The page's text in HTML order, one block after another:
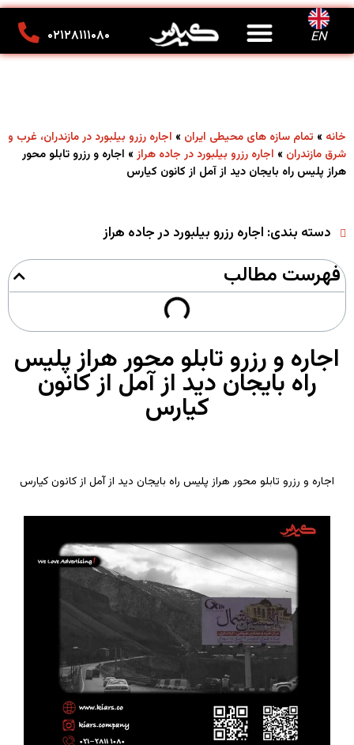
EN ۰۲۱۲۸۱۱۱۰۸۰
خانه » تمام سازه های محیطی ایران » اجاره رزرو بیلبورد در مازندران، غرب و
شرق مازندران » اجاره رزرو بیلبورد در جاده هراز » اجاره و رزرو تابلو محور
هراز پلیس راه بایجان دید از آمل از کانون کیارس
دسته بندی: اجاره رزرو بیلبورد در جاده هراز
فهرست مطالب
اجاره و رزرو تابلو محور هراز پلیس
راه بایجان دید از آمل از کانون
کیارس
اجاره و رزرو تابلو محور هراز پلیس راه بایجان دید از آمل از کانون کیارس